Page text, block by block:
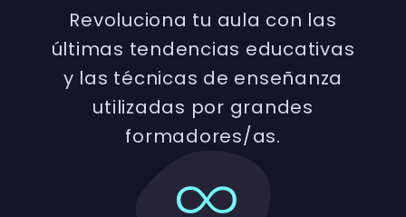
Revoluciona tu aula con las
últimas tendencias educativas
y las técnicas de enseñanza
utilizadas por grandes
formadores/as.